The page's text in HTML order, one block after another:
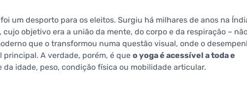
um desporto para os eleitos. Surgiu há milhares de anos na
objetivo era a união da mente, do corpo e da respiração –
que o transformou numa questão visual, onde o
A verdade, porém, é que o yoga é acessível a toda e
idade, peso, condição física ou mobilidade articular.